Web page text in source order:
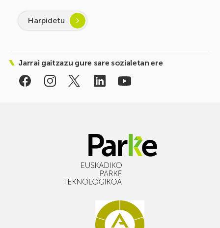
Harpidetu
Jarrai gaitzazu gure sare sozialetan ere